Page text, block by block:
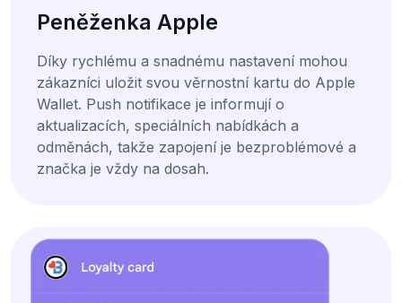
Peněženka Apple
Díky rychlému a snadnému nastavení mohou
zákazníci uložit svou věrnostní kartu do Apple
Wallet. Push notifikace je informují o
aktualizacích, speciálních nabídkách a
odměnách, takže zapojení je bezproblémové a
značka je vždy na dosah.